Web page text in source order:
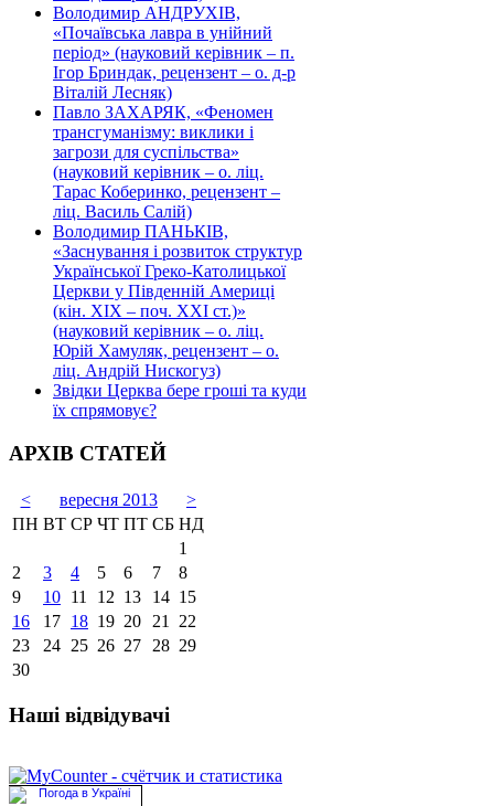
Володимир АНДРУХІВ,
«Почаївська лавра в унійний
період» (науковий керівник – п.
Ігор Бриндак, рецензент – о. д-р
Віталій Лесняк)
Павло ЗАХАРЯК, «Феномен
трансгуманізму: виклики і
загрози для суспільства»
(науковий керівник – о. ліц.
Тарас Коберинко, рецензент –
ліц. Василь Салій)
Володимир ПАНЬКІВ,
«Заснування і розвиток структур
Української Греко-Католицької
Церкви у Південній Америці
(кін. ХІХ – поч. ХХІ ст.)»
(науковий керівник – о. ліц.
Юрій Хамуляк, рецензент – о.
ліц. Андрій Нискогуз)
Звідки Церква бере гроші та куди
їх спрямовує?
АРХІВ СТАТЕЙ
< вересня 2013
>
ПН ВТ СР ЧТ ПТ СБ НД
1
2
3 4 5 6 7
8
9
10 11 12 13 14 15
16
17 18 19 20 21
22
23
24 25 26 27 28 29
30
Наші відвідувачі